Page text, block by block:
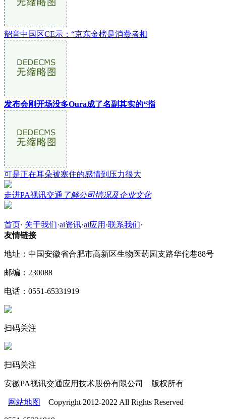
韶音中国区CE示：“京东金榜是消费者相
发布会刚开场没多Oura成了名副其实的“指
可是正在耳朵被塞住的感情到压力很大
走进PA视讯交通 了解公司情况及企业文化
首页· 关于我们·ai资讯·ai应用 ·联系我们·
友情链接
地址：中国安徽省合肥市高新区生物医药园支路华佗巷88号
邮编：230088
电话：0551-65331919
扫码关注
扫码关注
安徽PA视讯交通应用技术股份有限公司 版权所有
网站地图 Copyright 2012-2022 All Rights Reserved